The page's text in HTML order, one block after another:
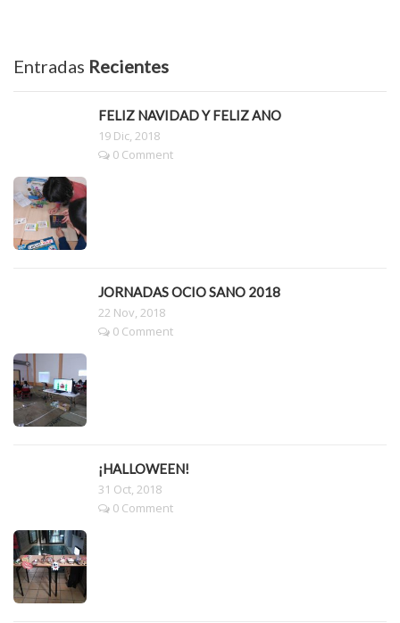
Entradas Recientes
FELIZ NAVIDAD Y FELIZ AÑO
19 Dic, 2018
0 Comment
JORNADAS OCIO SANO 2018
22 Nov, 2018
0 Comment
¡HALLOWEEN!
31 Oct, 2018
0 Comment